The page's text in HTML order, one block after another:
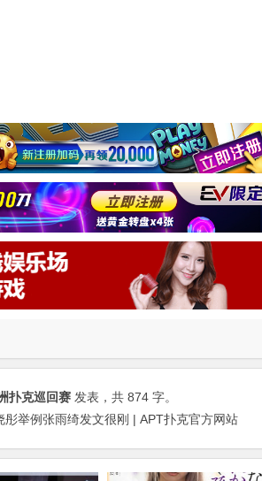
扑克巡回赛 发表，共 874 字。
彤举例张雨绮发文很刚 | APT扑克官方网站